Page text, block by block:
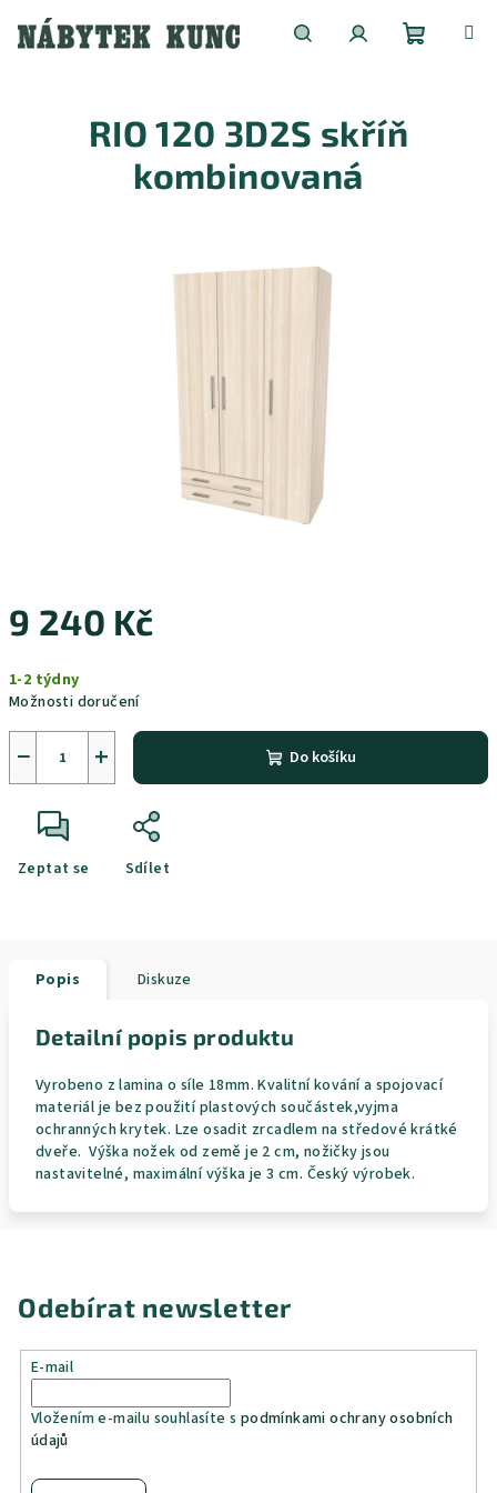
obsah
9 240 Kč
cena:
1-2 týdny
Možnosti doručení
+
− Do košíku
Zeptat se Sdílet
RIO 120 3D2S skříň
kombinovaná
Popis Diskuze
Detailní popis produktu
Vyrobeno z lamina o síle 18mm. Kvalitní kování a spojovací
materiál je bez použití plastových součástek,vyjma
ochranných krytek. Lze osadit zrcadlem na středové krátké
dveře. Výška nožek od země je 2 cm, nožičky jsou
nastavitelné, maximální výška je 3 cm. Český výrobek.
Odebírat newsletter
E-mail
Vložením e-mailu souhlasíte s podmínkami ochrany osobních
údajů